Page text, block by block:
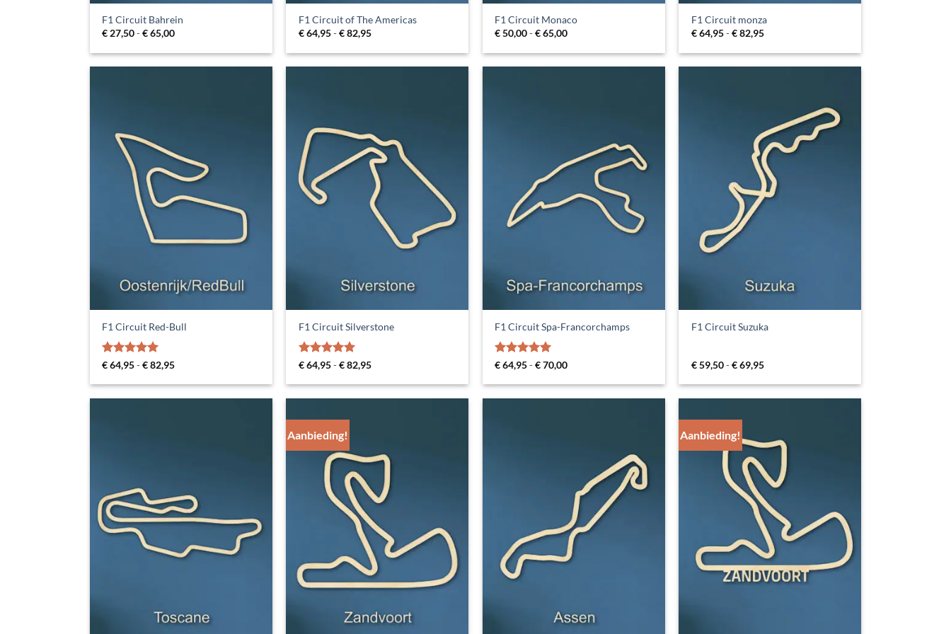
F1 Circuit Bahrein
€27,50-€65,00Prijsklasse:
tot
F1 Circuit of The Americas
€64,95 - €82,95Prijsklasse:
tot
F1 Circuit Monaco
€50,00-€65,00Prijsklasse:
tot
F1 Circuit monza
€64,95 - €82,95Prijsklasse:
tot
F1 Circuit Red-Bull
Gewaardeerd
€64,95-€82,95Prijsklasse:
tot
F1 Circuit Silverstone
Gewaardeerd
€64,95 - €82,95Prijsklasse:
tot
F1 Circuit Spa-Francorchamps
Gewaardeerd
€64,95-€70,00Prijsklasse:
tot
F1 Circuit Suzuka
€59,50 - €69,95Prijsklasse:
tot
Aanbieding! Aanbieding!